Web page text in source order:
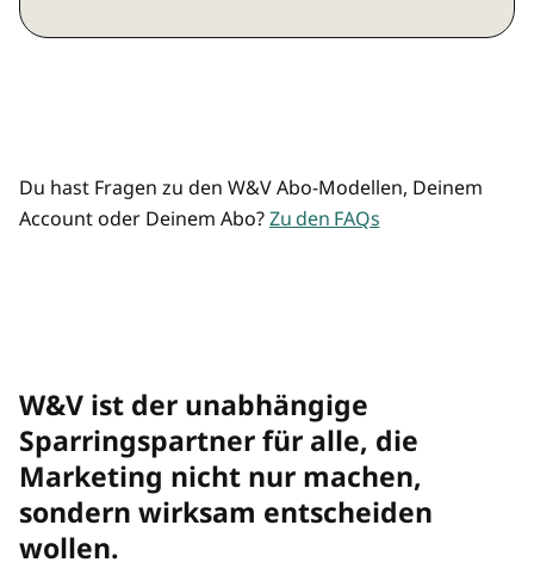
Preisvorteil durch Mehrplatz-Zugänge
Commerce
Top-Listen und Rankings
W&V Magazin im digitalen Archiv
Preisvorteil bei allen W&V Events
Preisvorteil durch Mehrplatz-Zugänge
Du hast Fragen zu den W&V Abo-Modellen, Deinem
Account oder Deinem Abo?Zu den FAQs
W&V ist der unabhängige
Sparringspartner für alle, die
Marketing nicht nur machen,
sondern wirksam entscheiden
wollen.